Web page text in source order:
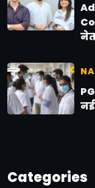
Categories